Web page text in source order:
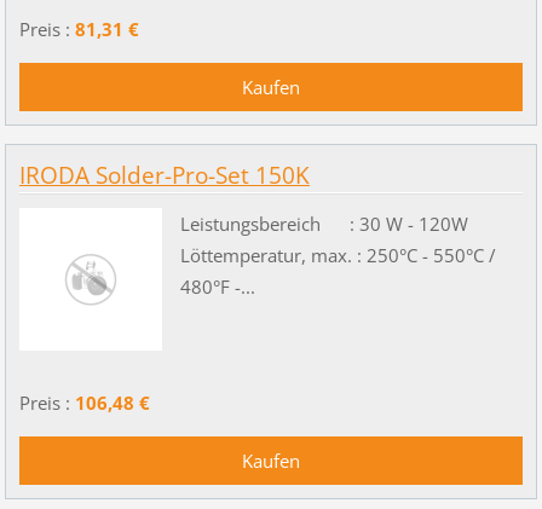
Preis : 81,31 €
IRODA Solder-Pro-Set 150K
Leistungsbereich : 30 W - 120W
Löttemperatur, max. : 250°C - 550°C /
480°F -...
Preis : 106,48 €